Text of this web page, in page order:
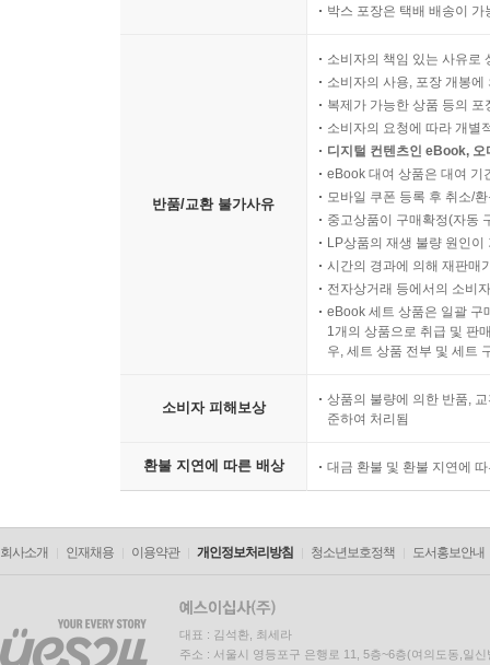
박스 포장은 택배 배송이
반품/교환 불가사유
소비자의 책임 있는 사유로
소비자의 사용, 포장 개봉
복제가 가능한 상품 등의
소비자의 요청에 따라 개별
디지털 컨텐츠인 eBook,
eBook 대여 상품은 대여 기
모바일 쿠폰 등록 후 취소/
중고상품이 구매확정(자동
LP상품의 재생 불량 원인
시간의 경과에 의해 재판매
전자상거래 등에서의 소비
eBook 세트 상품은 일괄 구
1개의 상품으로 취급 및 판
우, 세트 상품 전부 및 세트
소비자 피해보상
상품의 불량에 의한 반품,
준하여 처리됨
환불 지연에 따른 배상 대금 환불 및 환불 지연에
회사소개 인재채용 이용약관 개인정보처리방침 청소년보호정책 도서홍보안내
대표 : 김석환, 최세라
주소 : 서울시 영등포구 은행로 11, 5층~6층(여의도동,일신